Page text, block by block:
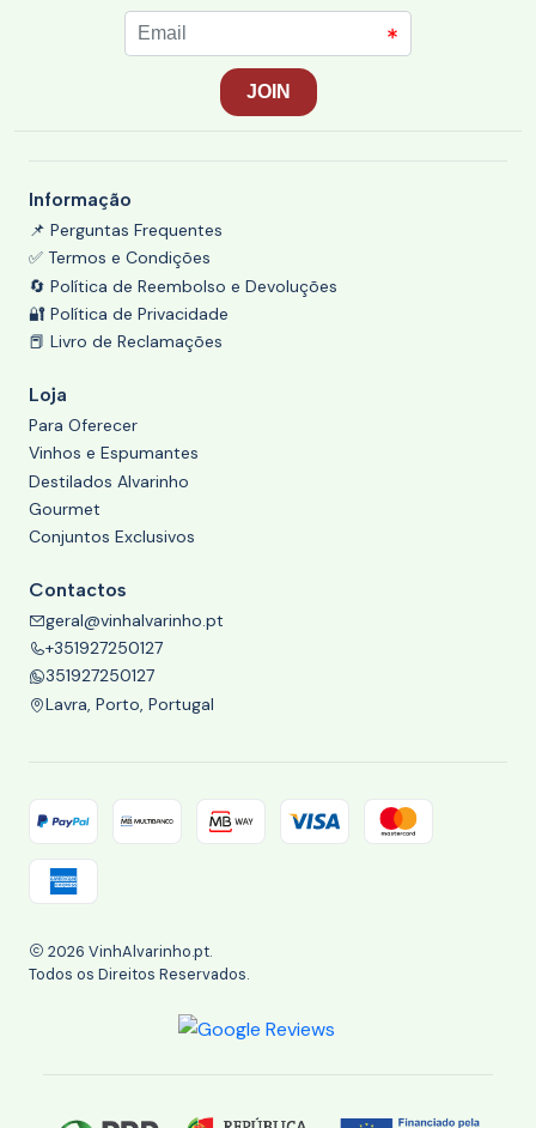
Informação
📌 Perguntas Frequentes
✅ Termos e Condições
🔄 Política de Reembolso e Devoluções
🔐 Política de Privacidade
📕 Livro de Reclamações
Loja
Para Oferecer
Vinhos e Espumantes
Destilados Alvarinho
Gourmet
Conjuntos Exclusivos
Contactos
geral@vinhalvarinho.pt
+351927250127
351927250127
Lavra, Porto, Portugal
2026 VinhAlvarinho.pt.
Todos os Direitos Reservados.